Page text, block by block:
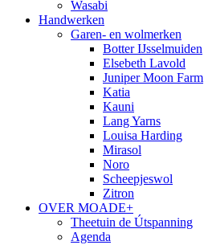
Wasabi
Handwerken
Garen- en wolmerken
Botter IJsselmuiden
Elsebeth Lavold
Juniper Moon Farm
Katia
Kauni
Lang Yarns
Louisa Harding
Mirasol
Noro
Scheepjeswol
Zitron
OVER MOADE+
Theetuin de Útspanning
Agenda